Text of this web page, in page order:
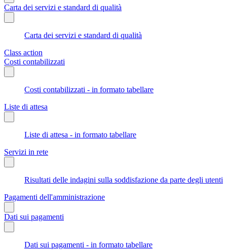
Carta dei servizi e standard di qualità
Carta dei servizi e standard di qualità
Class action
Costi contabilizzati
Costi contabilizzati - in formato tabellare
Liste di attesa
Liste di attesa - in formato tabellare
Servizi in rete
Risultati delle indagini sulla soddisfazione da parte degli utenti
Pagamenti dell'amministrazione
Dati sui pagamenti
Dati sui pagamenti - in formato tabellare